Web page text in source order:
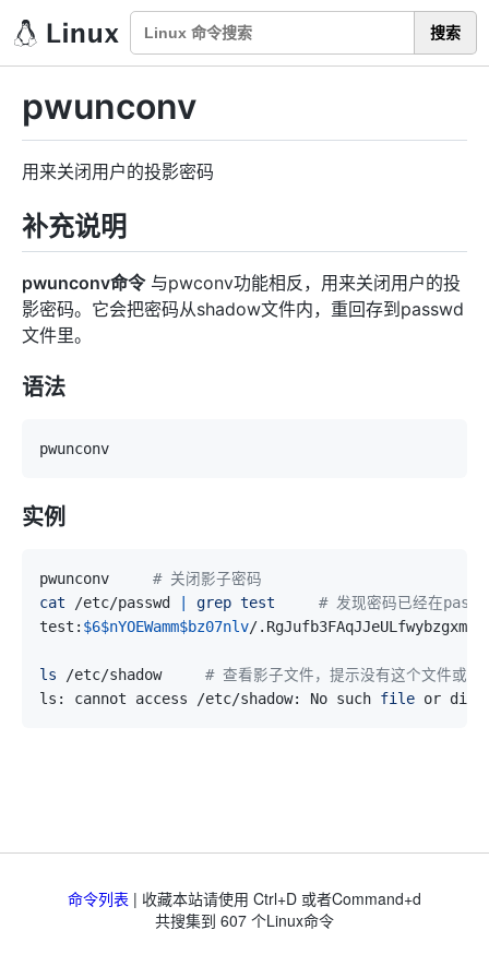
搜索
pwunconv
用来关闭用户的投影密码
补充说明
pwunconv命令与pwconv功能相反，用来关闭用户的投
影密码。它会把密码从shadow文件内，重回存到passwd
文件里。
语法
实例
pwunconv # 关闭影子密码
cat /etc/passwd grep test
# 发现密码已经在
test: $6$nYOEWamm$bz07nlv
ls /etc/shadow # 查看影子文件，提示没有这个文件或目
ls: cannot access /etc/shadow: No such file
命令列表 | 收藏本站请使用 Ctrl+D 或者Command+d
共搜集到 607 个Linux命令